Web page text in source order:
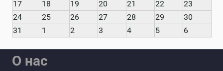
17
18 19 20 21 22
23
24
25 26 27 28 29
30
31
1 2 3 4 5 6
О нас